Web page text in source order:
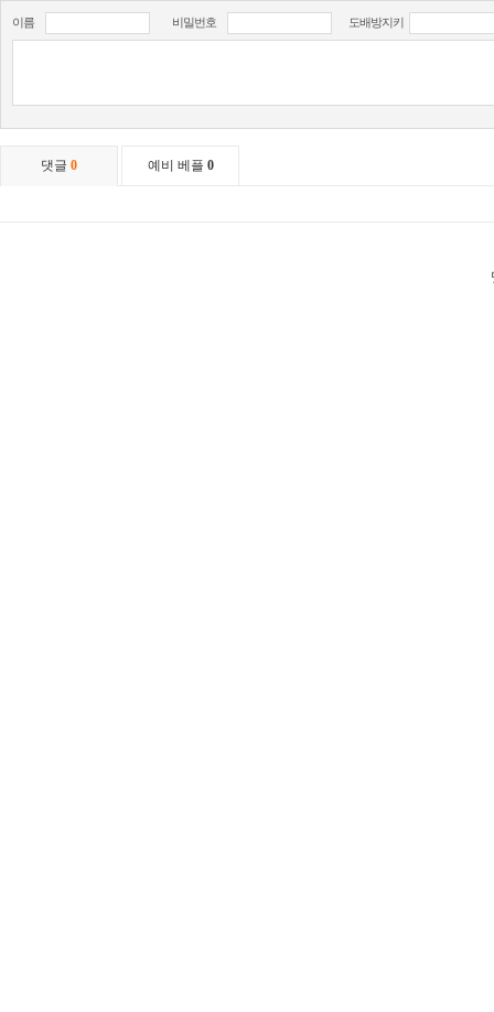
이름 비밀번호 도배방지키
댓글 0 예비 베플 0